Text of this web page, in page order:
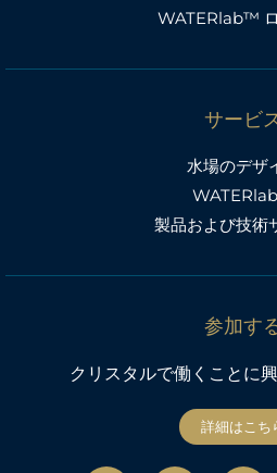
WATERlab™
サービ
水場のデザ
製品および技術
参加す
クリスタルで働くことに
詳細はこち